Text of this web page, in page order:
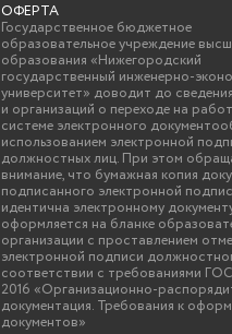
ОФЕРТА
Государственное бюджетное
образовательное учреждение
образования «Нижегородский
государственный инженерно-
университет» доводит до
и организаций о переходе на
системе электронного
использованием электронной
должностных лиц. При этом
внимание, что бумажная копия
подписанного электронной
идентична электронному
оформляется на бланке
организации с проставлением
электронной подписи
соответствии с требованиями
2016 «Организационно-
документация. Требования к
документов»